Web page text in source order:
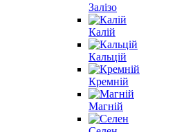
Залізо
Калій
Кальцій
Кремній
Магній